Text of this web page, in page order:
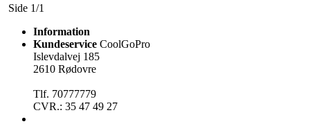
Side 1/1
Information
Kundeservice CoolGoPro
Islevdalvej 185
2610 Rødovre
Tlf. 70777779
CVR.: 35 47 49 27